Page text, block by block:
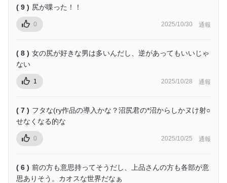
( 9 ) 尻が喋った！！
0 2025/10/30 通報
( 8 ) 女の尻が好きな男は多いんだし、逆があってもいいじゃ
ない
1 2025/10/28 通報
( 7 ) フタな(ry作品の導入かな？沼尻君の*沼からしかヌけ射○
せなくなる的な
0 2025/10/25 通報
( 6 ) 前の方も意思持ってそうだし、上品さんの方も各部が意
思ありそう。カオスな世界だなぁ